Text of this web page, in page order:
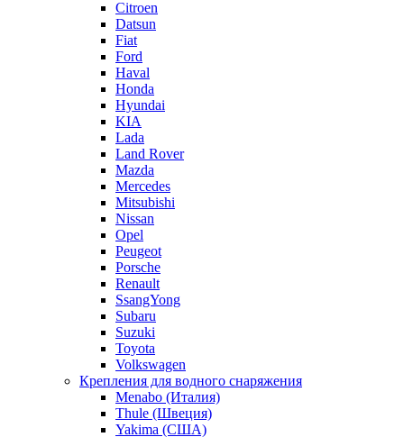
Citroen
Datsun
Fiat
Ford
Haval
Honda
Hyundai
KIA
Lada
Land Rover
Mazda
Mercedes
Mitsubishi
Nissan
Opel
Peugeot
Porsche
Renault
SsangYong
Subaru
Suzuki
Toyota
Volkswagen
Крепления для водного снаряжения
Menabo (Италия)
Thule (Швеция)
Yakima (США)